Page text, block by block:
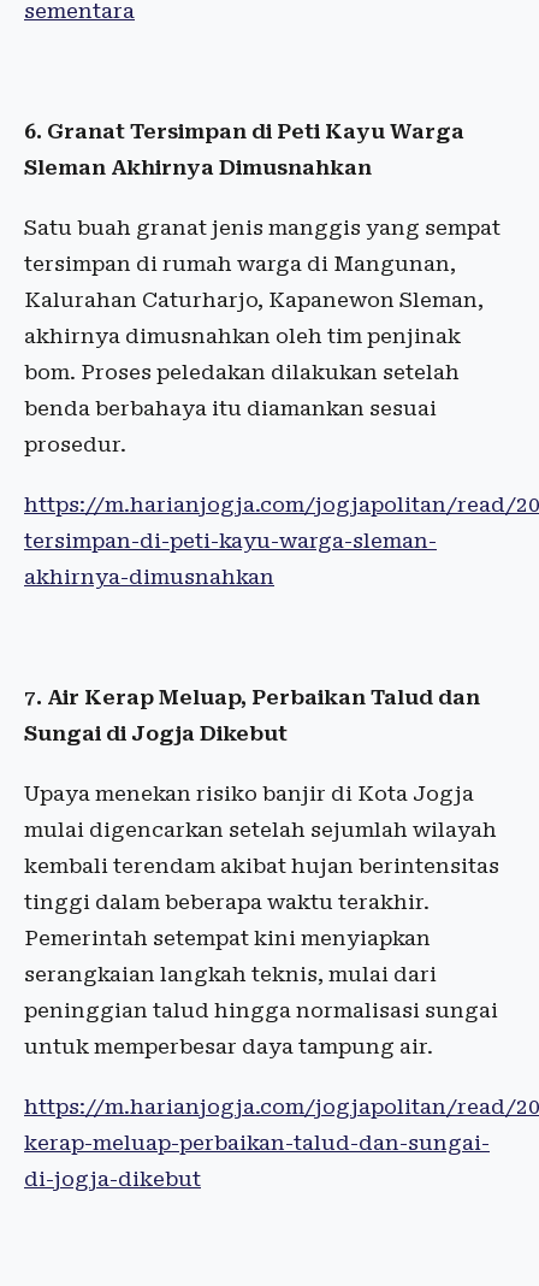
sementara
6. Granat Tersimpan di Peti Kayu Warga
Sleman Akhirnya Dimusnahkan
Satu buah granat jenis manggis yang sempat
tersimpan di rumah warga di Mangunan,
Kalurahan Caturharjo, Kapanewon Sleman,
akhirnya dimusnahkan oleh tim penjinak
bom. Proses peledakan dilakukan setelah
benda berbahaya itu diamankan sesuai
prosedur.
https://m.harianjogja.com/jogjapolitan/read/
tersimpan-di-peti-kayu-warga-sleman-
akhirnya-dimusnahkan
7. Air Kerap Meluap, Perbaikan Talud dan
Sungai di Jogja Dikebut
Upaya menekan risiko banjir di Kota Jogja
mulai digencarkan setelah sejumlah wilayah
kembali terendam akibat hujan berintensitas
tinggi dalam beberapa waktu terakhir.
Pemerintah setempat kini menyiapkan
serangkaian langkah teknis, mulai dari
peninggian talud hingga normalisasi sungai
untuk memperbesar daya tampung air.
https://m.harianjogja.com/jogjapolitan/read/
kerap-meluap-perbaikan-talud-dan-sungai-
di-jogja-dikebut